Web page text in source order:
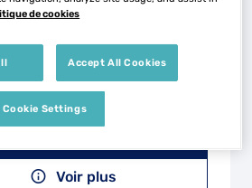
DU VERTEILLACOIS
actuellement
Voir plus
de cookies
Accept All Cookies
Cookie Settings